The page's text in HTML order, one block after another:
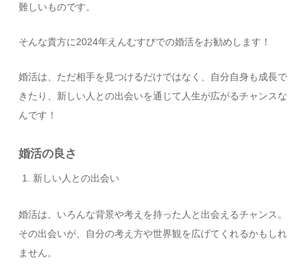
難しいものです。
そんな貴方に2024年えんむすびでの婚活をお勧めします！
婚活は、ただ相手を見つけるだけではなく、自分自身も成長で
きたり、新しい人との出会いを通じて人生が広がるチャンスな
んです！
婚活の良さ
新しい人との出会い
婚活は、いろんな背景や考えを持った人と出会えるチャンス。
その出会いが、自分の考え方や世界観を広げてくれるかもしれ
ません。